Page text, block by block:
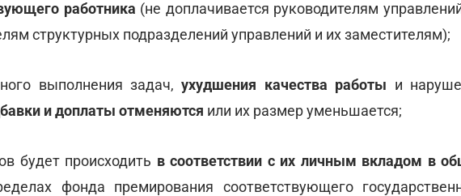
работника (не доплачивается руководителям
структурных подразделений управлений и их заместителям);
выполнения задач,ухудшения качества работы и
и доплаты отменяются или их размер уменьшается;
будет происходить в соответствии с их личным вкладом в
фонда премирования соответствующего